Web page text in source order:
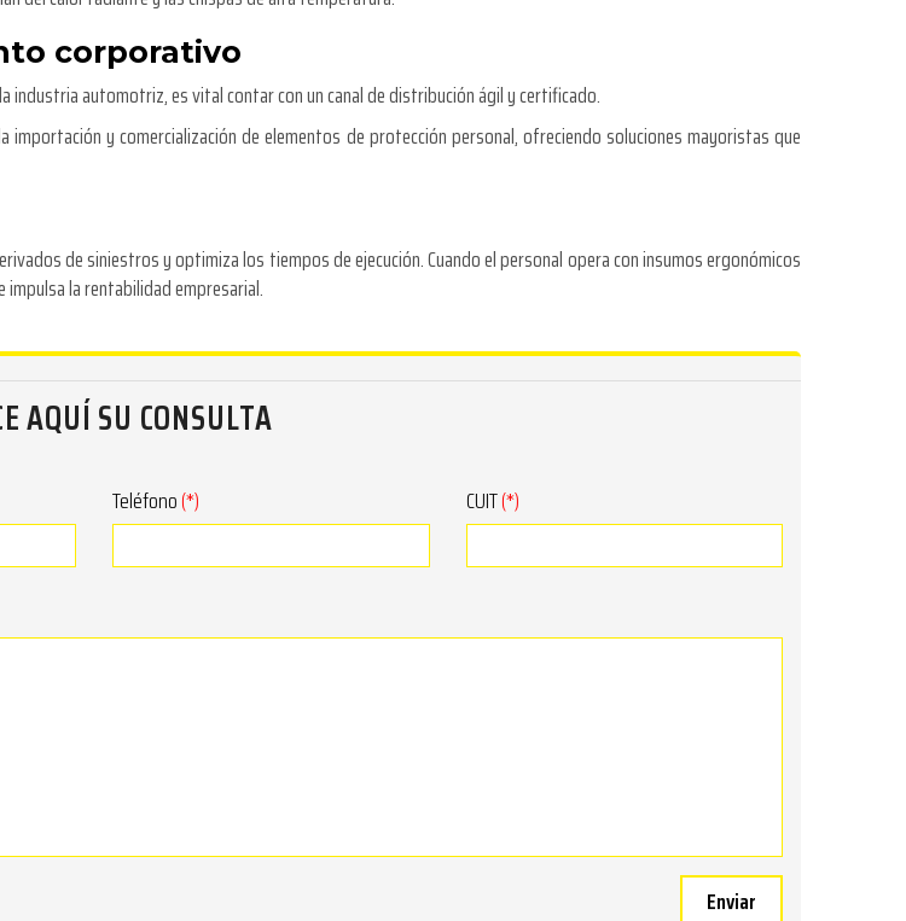
corporativo
automotriz, es vital contar con un canal de distribución ágil y certificado.
y comercialización de elementos de protección personal, ofreciendo soluciones mayoristas que
de siniestros y optimiza los tiempos de ejecución. Cuando el personal opera con insumos ergonómicos
la rentabilidad empresarial.
AQUÍ SU CONSULTA
Teléfono(*) CUIT(*)
Enviar